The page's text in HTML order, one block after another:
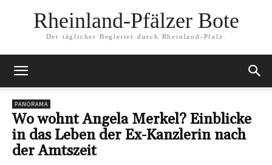
Rheinland-Pfälzer Bote
Der täglicher Begleiter durch Rheinland-Pfalz.
PANORAMA
Wo wohnt Angela Merkel? Einblicke
in das Leben der Ex-Kanzlerin nach
der Amtszeit